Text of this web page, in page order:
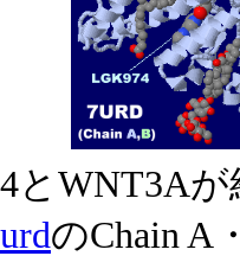
とWNT3A
のChain A